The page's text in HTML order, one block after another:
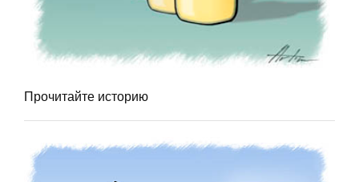
Прочитайте историю